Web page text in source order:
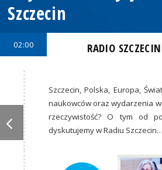
Szczecin
02:00 RADIO
Szczecin, Polska, Europa,
naukowców oraz wydarzenia
rzeczywistość? O tym od
dyskutujemy w Radiu Szczecin…